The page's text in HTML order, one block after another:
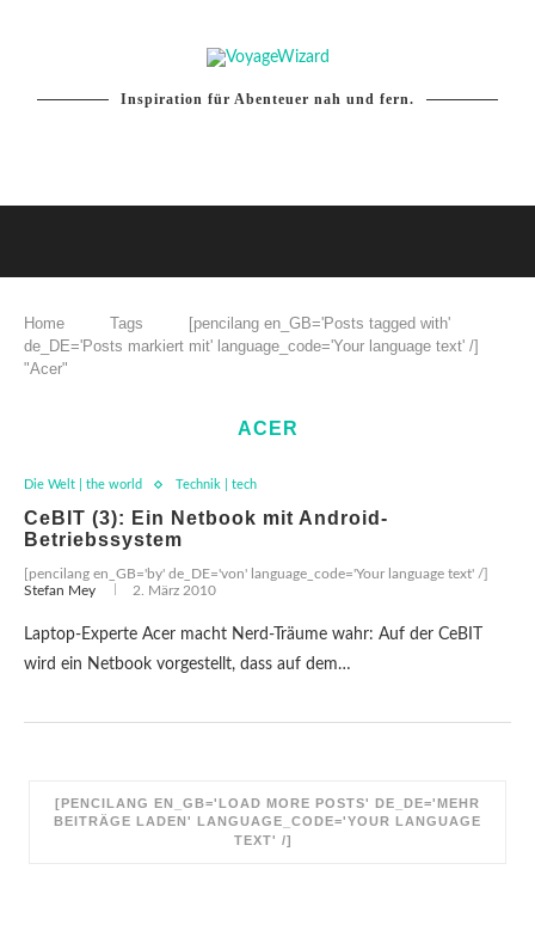
Inspiration für Abenteuer nah und fern.
Home Tags
[pencilang en_GB='Posts tagged with'
de_DE='Posts markiert mit' language_code='Your language text' /]
"Acer"
ACER
Die Welt | the world Technik | tech
CeBIT (3): Ein Netbook mit Android-
Betriebssystem
[pencilang en_GB='by' de_DE='von' language_code='Your language text' /]
Stefan Mey
2. März 2010
Laptop-Experte Acer macht Nerd-Träume wahr: Auf der CeBIT
wird ein Netbook vorgestellt, dass auf dem…
[PENCILANG EN_GB='LOAD MORE POSTS' DE_DE='MEHR
BEITRÄGE LADEN' LANGUAGE_CODE='YOUR LANGUAGE
TEXT' /]